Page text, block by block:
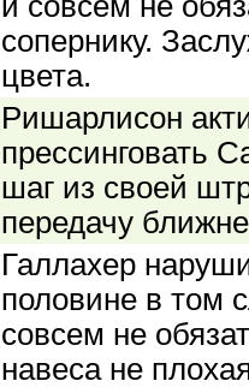
сопернику.
цвета.
Ришарлисон
прессинговать
шаг из своей
передачу
Галлахер
половине в том
совсем не
навеса не